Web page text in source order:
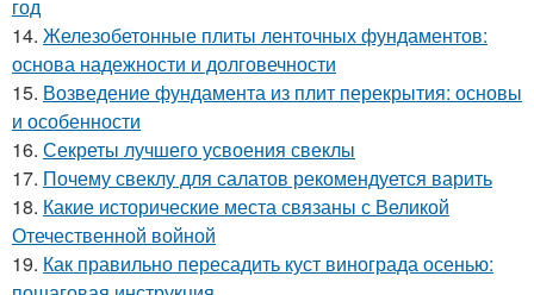
год
14. Железобетонные плиты ленточных фундаментов:
основа надежности и долговечности
15. Возведение фундамента из плит перекрытия: основы
и особенности
16. Секреты лучшего усвоения свеклы
17. Почему свеклу для салатов рекомендуется варить
18. Какие исторические места связаны с Великой
Отечественной войной
19. Как правильно пересадить куст винограда осенью: